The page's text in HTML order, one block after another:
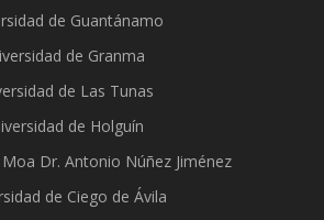
de Guantánamo
de Granma
de Las Tunas
de Holguín
Dr. Antonio Núñez Jiménez
de Ciego de Ávila